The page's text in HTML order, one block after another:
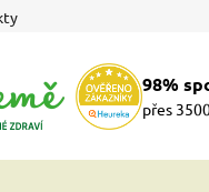
98%
přes